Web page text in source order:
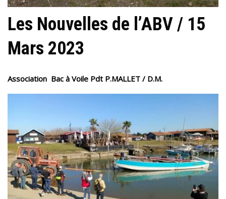
Les Nouvelles de l’ABV / 15
Mars 2023
Association Bac à Voile Pdt P.MALLET / D.M.